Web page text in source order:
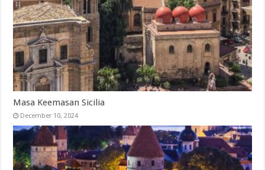
Masa Keemasan Sicilia
December 10, 2024